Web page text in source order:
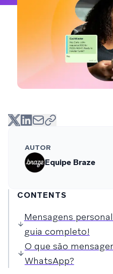
AUTOR
Equipe Braze
CONTENTS
Mensagens
guia completo!
O que são
WhatsApp?